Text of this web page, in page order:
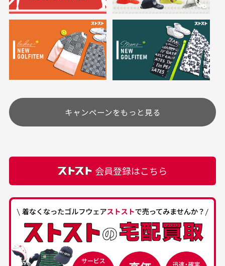
30代女性
高価なブルゾンがお
購入できました。状態も
最高でした。
30代女性
いつも素敵な商品を
す
商品をありがとうござい
ます。
30代男性 50代男性
※必ず１つのショッピングカートに複数商品を入れて
ご注文下さいませ。
定休日はありますか？
土.日.祝日は定休日となっております。
その他の休日につきましてはサイト上にて告知させて
頂きます。
カートの有効時間はありますか？
は自動的にカート内の商品が削除されますのでご注意
下さい。
お気に入り機能をご利用下さい。
においについて
ユーズド商品の特性故、メンテンスを行っておりま
すが、におい（煙草、香水、お香、古着特有の香
り、柔軟剤等)が付着している場合がございます。
付属品について
付属品の記載につきましては、弊社に入荷した時点
ある場合もございます。
経年劣化について
当店では商品の管理には細心の注意を払っておりま
すが、経年により素材の劣化やパーツの強度低下が
キャンペーンをもっと見る
会員登録はこちら